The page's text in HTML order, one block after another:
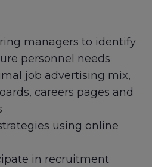
managers to identify
personnel needs
job advertising mix,
careers pages and
using online
in recruitment